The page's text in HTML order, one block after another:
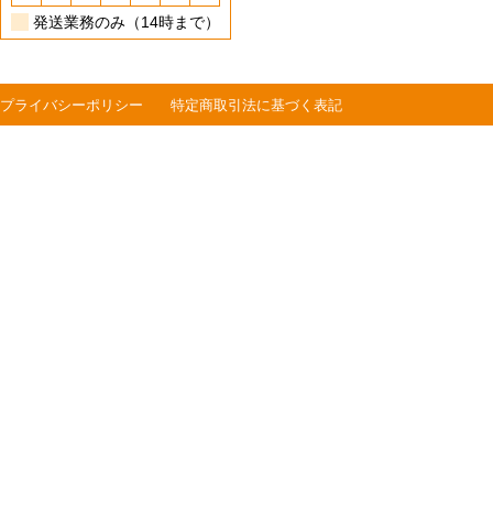
発送業務のみ（14時まで）
プライバシーポリシー 特定商取引法に基づく表記